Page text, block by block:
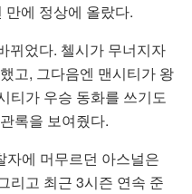
에 정상에 올랐다.
뀌었다. 첼시가 무너지자
고, 그다음엔 맨시티가 왕
티가 우승 동화를 쓰기도
록을 보여줬다.
자에 머무르던 아스널은
리고 최근 3시즌 연속 준